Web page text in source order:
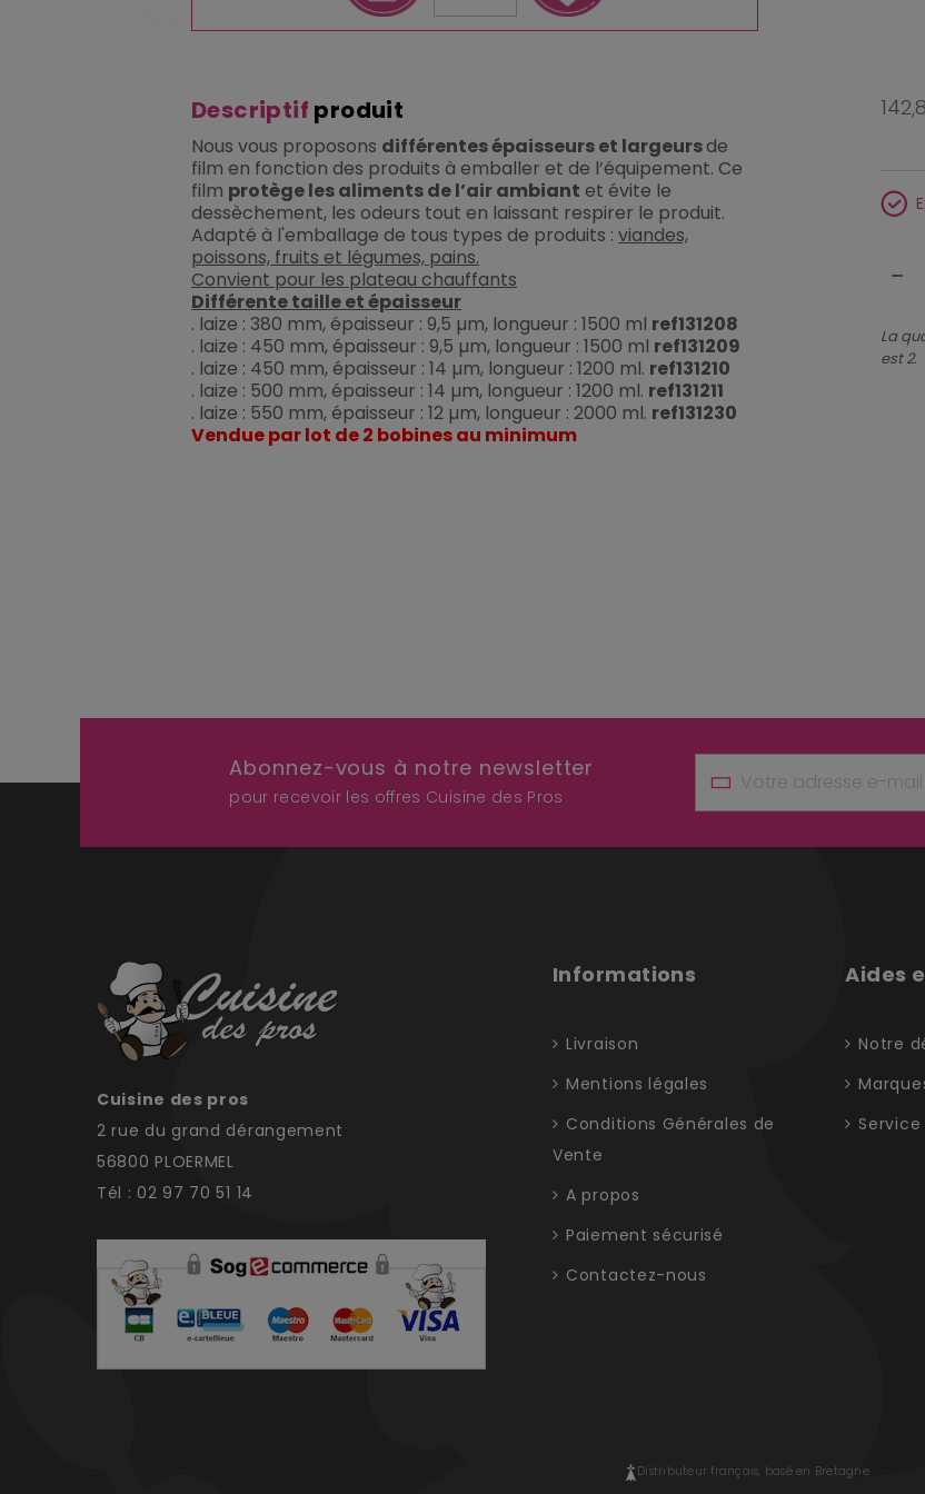
Descriptif produit
Nous vous proposons différentes épaisseurs et largeursde
film en fonction des produits à emballer et de l’équipement. Ce
film protège les aliments de l’air ambiant et évite le
dessèchement, les odeurs tout en laissant respirer le produit.
Adapté à l'emballage de tous types de produits : viandes,
poissons, fruits et légumes, pains.
Convient pour les plateau chauffants
Différente taille et épaisseur
. laize : 380 mm, épaisseur : 9,5 µm, longueur : 1500 ml ref131208
. laize : 450 mm, épaisseur : 9,5 µm, longueur : 1500 ml ref131209
. laize : 450 mm, épaisseur : 14 µm, longueur : 1200 ml. ref131210
. laize : 500 mm, épaisseur : 14 µm, longueur : 1200 ml. ref131211
. laize : 550 mm, épaisseur : 12 µm, longueur : 2000 ml. ref131230
Vendue par lot de 2 bobines au minimum
remove
La
est 2.
Abonnez-vous à notre newsletter
pour recevoir les offres Cuisine des Pros
Cuisine des pros
2 rue du grand dérangement
56800 PLOERMEL
Tél : 02 97 70 51 14
Informations
Livraison
Mentions légales
Conditions Générales de
Vente
A propos
Paiement sécurisé
Contactez-nous
Aides
Notre
Distributeur français, basé en Bretagne